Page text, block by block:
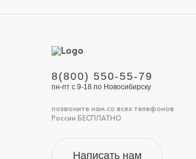
8(800) 550-55-79
пн-пт с 9-18 по Новосибирску
позвоните нам со всех телефонов
России БЕСПЛАТНО
Написать нам